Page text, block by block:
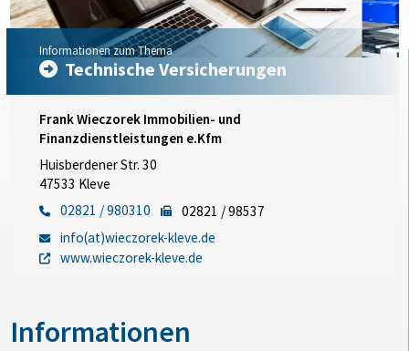
Informationen zum Thema
Technische Versicherungen
Frank Wieczorek Immobilien- und
Finanzdienstleistungen e.Kfm
Huisberdener Str. 30
47533 Kleve
02821 / 980310
02821 / 98537
info(at)wieczorek-kleve.de
www.wieczorek-kleve.de
Informationen